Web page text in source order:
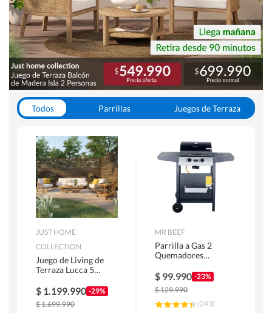
Todos Parrillas
Juegos de Terraza
JUST HOME
COLLECTION
Juego de Living de
Terraza Lucca 5
$ 1.199.990 -29%
$1.699.990
MR BEEF
Parrilla a Gas 2
Quemadores
$ 99.990 -23%
$129.990
(243)